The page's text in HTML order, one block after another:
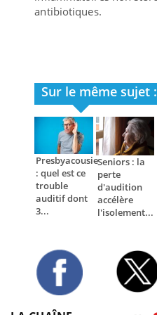
antibiotiques.
Sur le même sujet :
Presbyacousie
: quel est ce
trouble
auditif dont
3...
Seniors : la
perte
d'audition
accélère
l'isolement...